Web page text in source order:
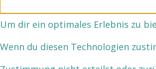
Um dir ein optimales Erlebnis zu
Wenn du diesen Technologien